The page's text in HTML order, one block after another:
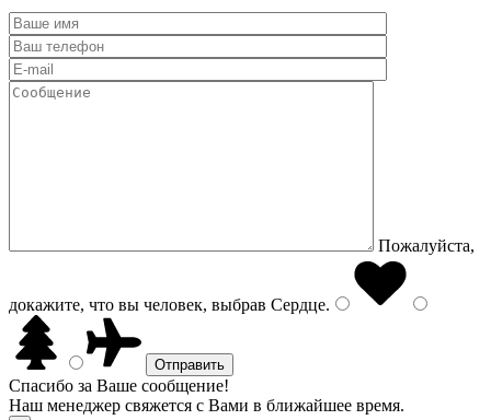
Пожалуйста,
докажите, что вы человек, выбрав Сердце.
Спасибо за Ваше сообщение!
Наш менеджер свяжется с Вами в ближайшее время.